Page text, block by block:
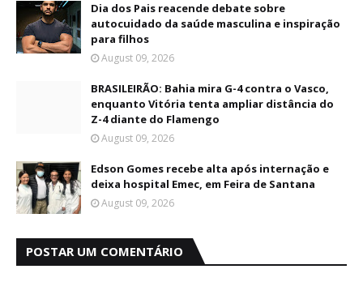
Dia dos Pais reacende debate sobre
autocuidado da saúde masculina e inspiração
para filhos
August 09, 2026
BRASILEIRÃO: Bahia mira G-4 contra o Vasco,
enquanto Vitória tenta ampliar distância do
Z-4 diante do Flamengo
August 09, 2026
Edson Gomes recebe alta após internação e
deixa hospital Emec, em Feira de Santana
August 09, 2026
POSTAR UM COMENTÁRIO